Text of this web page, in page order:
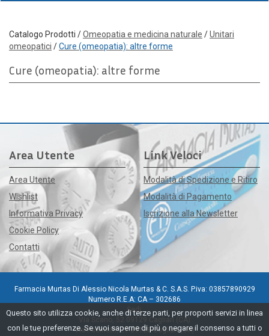
Questo sito utilizza cookie, anche di terze parti, per proporti servizi in linea
con le tue preferenze. Se vuoi saperne di più o negare il consenso a tutti o
Catalogo Prodotti /Omeopatia e medicina naturale /Unitari
omeopatici /Cure (omeopatia): altre forme
Cure (omeopatia): altre forme
Area Utente
Area Utente
Wishlist
Informativa Privacy
Cookie Policy
Contatti
Link Veloci
Modalità di Spedizione e Ritiro
Modalità di Pagamento
Iscrizione alla Newsletter
Farmacia Murtas Di Alessio Nicola Murtas & C. S.A.S. P.iva: 03857890929
Numero R.E.A: CA – 302686
Sedi:
Via Scano, 52 09129 Cagliari (CA)
Via Pacinotti, 21 09128 Cagliari (CA)